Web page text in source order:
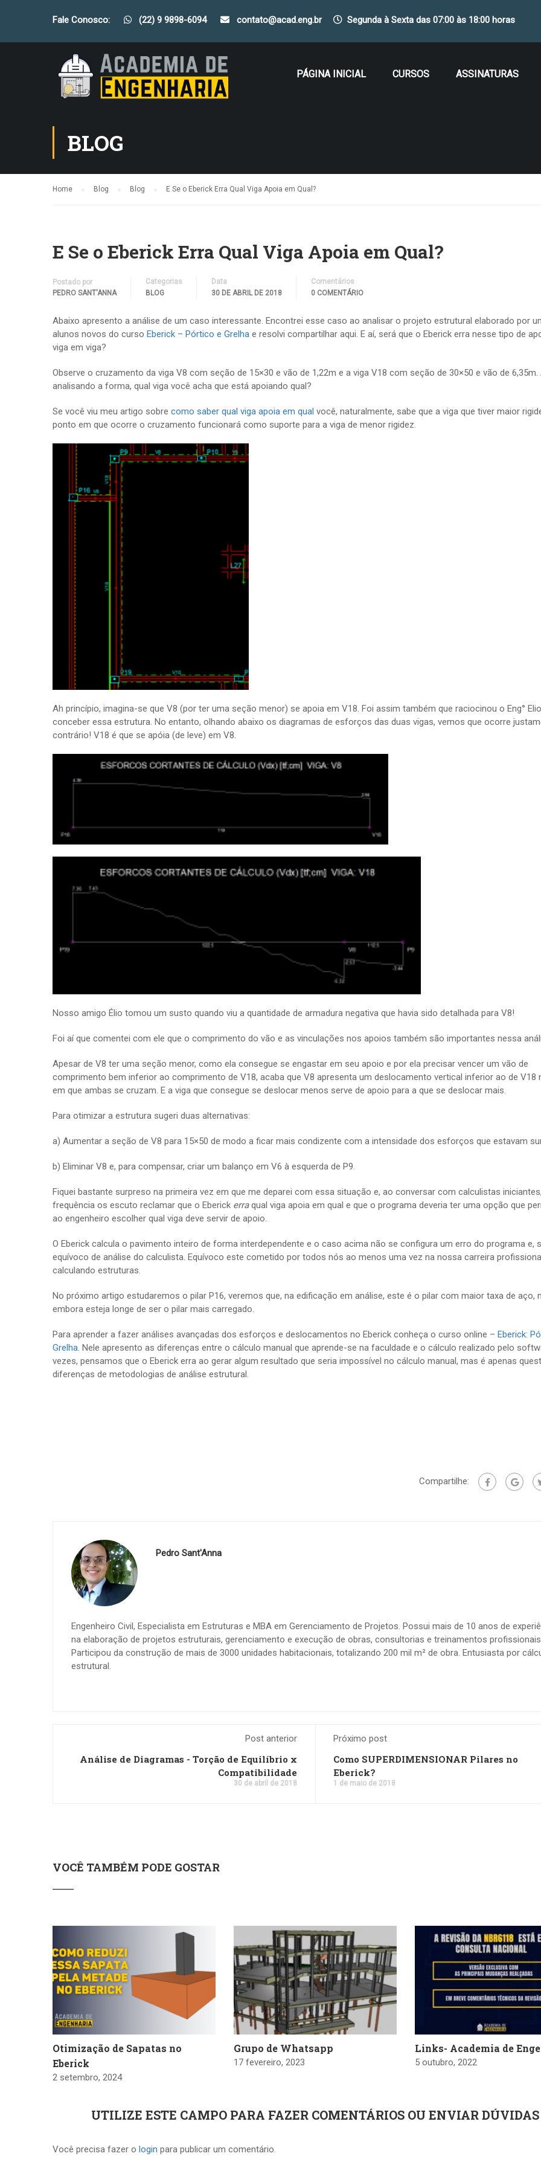
Fale Conosco: (22) 9 9898-6094 contato@acad.eng.br Segunda à Sexta das 07:00 às 18:00 horas
PÁGINA INICIAL CURSOS ASSINATURAS
BLOG
Home Blog Blog E Se o Eberick Erra Qual Viga Apoia em Qual?
E Se o Eberick Erra Qual Viga Apoia em Qual?
Postado por
PEDRO SANT'ANNA
Categorias
BLOG
Data
30 DE ABRIL DE 2018
Comentários
0 COMENTÁRIO
Abaixo apresento a análise de um caso interessante. Encontrei esse caso ao analisar o projeto estrutural elaborado por
alunos novos do curso Eberick – Pórtico e Grelha e resolvi compartilhar aqui. E aí, será que o Eberick erra nesse tipo de
viga em viga?
Observe o cruzamento da viga V8 com seção de 15×30 e vão de 1,22m e a viga V18 com seção de 30×50 e vão de 6,35m.
analisando a forma, qual viga você acha que está apoiando qual?
Se você viu meu artigo sobre como saber qual viga apoia em qual você, naturalmente, sabe que a viga que tiver maior
ponto em que ocorre o cruzamento funcionará como suporte para a viga de menor rigidez.
Ah princípio, imagina-se que V8 (por ter uma seção menor) se apoia em V18. Foi assim também que raciocinou o Eng°
conceber essa estrutura. No entanto, olhando abaixo os diagramas de esforços das duas vigas, vemos que ocorre
contrário! V18 é que se apóia (de leve) em V8.
Nosso amigo Élio tomou um susto quando viu a quantidade de armadura negativa que havia sido detalhada para V8!
Foi aí que comentei com ele que o comprimento do vão e as vinculações nos apoios também são importantes nessa
Apesar de V8 ter uma seção menor, como ela consegue se engastar em seu apoio e por ela precisar vencer um vão de
comprimento bem inferior ao comprimento de V18, acaba que V8 apresenta um deslocamento vertical inferior ao de V18
em que ambas se cruzam. E a viga que consegue se deslocar menos serve de apoio para a que se deslocar mais.
Para otimizar a estrutura sugeri duas alternativas:
a) Aumentar a seção de V8 para 15×50 de modo a ficar mais condizente com a intensidade dos esforços que estavam
b) Eliminar V8 e, para compensar, criar um balanço em V6 à esquerda de P9.
Fiquei bastante surpreso na primeira vez em que me deparei com essa situação e, ao conversar com calculistas
frequência os escuto reclamar que o Eberick erraqual viga apoia em qual e que o programa deveria ter uma opção que
ao engenheiro escolher qual viga deve servir de apoio.
O Eberick calcula o pavimento inteiro de forma interdependente e o caso acima não se configura um erro do programa e,
equívoco de análise do calculista. Equívoco este cometido por todos nós ao menos uma vez na nossa carreira
calculando estruturas.
No próximo artigo estudaremos o pilar P16, veremos que, na edificação em análise, este é o pilar com maior taxa de aço,
embora esteja longe de ser o pilar mais carregado.
Para aprender a fazer análises avançadas dos esforços e deslocamentos no Eberick conheça o curso online – Eberick:
Grelha. Nele apresento as diferenças entre o cálculo manual que aprende-se na faculdade e o cálculo realizado pelo
vezes, pensamos que o Eberick erra ao gerar algum resultado que seria impossível no cálculo manual, mas é apenas
diferenças de metodologias de análise estrutural.
Compartilhe:
Pedro Sant'Anna
Engenheiro Civil, Especialista em Estruturas e MBA em Gerenciamento de Projetos. Possui mais de 10 anos de
na elaboração de projetos estruturais, gerenciamento e execução de obras, consultorias e treinamentos
Participou da construção de mais de 3000 unidades habitacionais, totalizando 200 mil m² de obra. Entusiasta por
estrutural.
Post anterior
Análise de Diagramas - Torção de Equilíbrio x
Compatibilidade
30 de abril de 2018
Próximo post
Como SUPERDIMENSIONAR Pilares no
Eberick?
1 de maio de 2018
VOCÊ TAMBÉM PODE GOSTAR
Otimização de Sapatas no
Eberick
2 setembro, 2024
Grupo de Whatsapp
17 fevereiro, 2023
Links- Academia de
5 outubro, 2022
UTILIZE ESTE CAMPO PARA FAZER COMENTÁRIOS OU ENVIAR DÚVIDAS
Você precisa fazer o login para publicar um comentário.